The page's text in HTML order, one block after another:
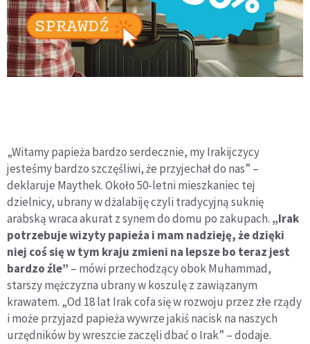
„Witamy papieża bardzo serdecznie, my Irakijczycy
jesteśmy bardzo szczęśliwi, że przyjechał do nas” –
deklaruje Maythek. Około 50-letni mieszkaniec tej
dzielnicy, ubrany w dżalabiję czyli tradycyjną suknię
arabską wraca akurat z synem do domu po zakupach. „Irak
potrzebuje wizyty papieża i mam nadzieję, że dzięki
niej coś się w tym kraju zmieni na lepsze bo teraz jest
bardzo źle” – mówi przechodzący obok Muhammad,
starszy mężczyzna ubrany w koszulę z zawiązanym
krawatem. „Od 18 lat Irak cofa się w rozwoju przez złe rządy
i może przyjazd papieża wywrze jakiś nacisk na naszych
urzędników by wreszcie zaczęli dbać o Irak” – dodaje.